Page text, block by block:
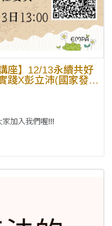
座】12/13永續共好
踐X彭立沛(國家發展
加入我們喔!!!